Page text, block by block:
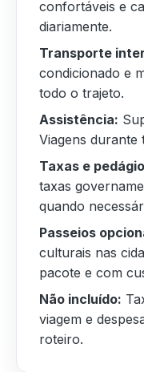
confortáveis e
diariamente.
Transporte
condicionado e
todo o trajeto.
Assistência:
Viagens durante
Taxas e
taxas
quando
Passeios
culturais nas
pacote e com
Não incluído:
viagem e
roteiro.